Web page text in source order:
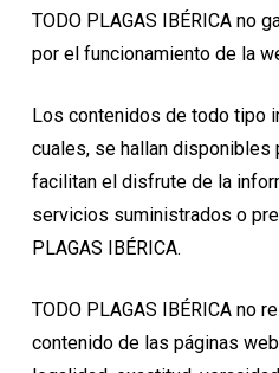
TODO PLAGAS IBÉRICA no
por el funcionamiento de la
Los contenidos de todo tipo
cuales, se hallan disponibles
facilitan el disfrute de la
servicios suministrados o
PLAGAS IBÉRICA.
TODO PLAGAS IBÉRICA no
contenido de las páginas